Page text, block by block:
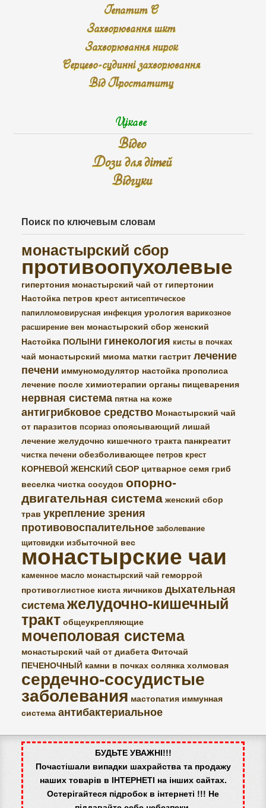
Гепатит С
Захворювання шкт
Захворювання нирок
Серцево-судинні захворювання
Від Простатиту
Цікаве
Відео
Дози для дітей
Відгуки
Поиск по ключевым словам
монастырский сбор
противоопухолевые
гипертония монастырский чай от гипертонии
Настойка петров крест антисептическое
папилломовирусная инфекция урология варикозное
расширение вен монастырский сбор женский
Настойка ПОЛЫНИ гинекология кисты в почках
чай монастырский миома матки гастрит лечение
печени иммуномодулятор настойка прополиса
лечение после химиотерапии органы пищеварения
нервная система пятна на коже
антигрибковое средство Монастырский чай
от паразитов псориаз опоясывающий лишай
лечение желудочно кишечного тракта панкреатит
чистка печени обезболивающее петров крест
КОРНЕВОЙ ЖЕНСКИЙ СБОР цитварное семя гриб
веселка чистка сосудов опорно-
двигательная система женский сбор
трав укрепление зрения
противовоспалительное заболевание
щитовидки избыточной вес
монастырские чаи
каменное масло монастырский чай геморрой
противоглистное киста яичников дыхательная
система желудочно-кишечный
тракт общеукрепляющие
мочеполовая система
монастырский чай от диабета Фиточай
ПЕЧЕНОЧНЫЙ камни в почках солянка холмовая
сердечно-сосудистые
заболевания мастопатия иммунная
система антибактериальное
БУДЬТЕ УВАЖНІ!!!
Почастішали випадки шахрайства та продажу
наших товарів в ІНТЕРНЕТІ на інших сайтах.
Остерігайтеся підробок в інтернеті !!! Не